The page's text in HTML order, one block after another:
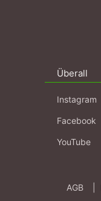
Überall
Instagram
Facebook
YouTube
AGB